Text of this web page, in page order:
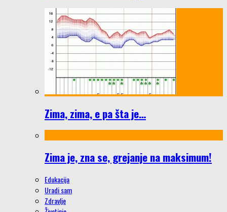
Zima, zima, e pa šta je…
Zima je, zna se, grejanje na maksimum!
Edukacija
Uradi sam
Zdravlje